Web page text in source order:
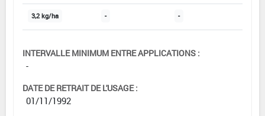
3,2 kg/ha - -
INTERVALLE MINIMUM ENTRE APPLICATIONS :
-
DATE DE RETRAIT DE L'USAGE :
01/11/1992